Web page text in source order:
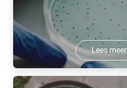
Lees meer